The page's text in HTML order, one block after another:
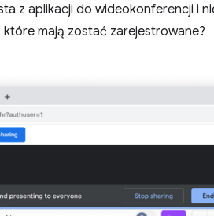
z aplikacji do wideokonferencji i
mają zostać zarejestrowane?